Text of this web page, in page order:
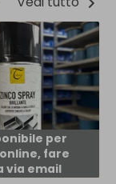
per
fare
via email